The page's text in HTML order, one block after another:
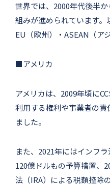
世界では、2000年代後半
組みが進められています。
EU（欧州）・ASEAN（ア
■アメリカ
アメリカは、2009年頃に
利用する権利や事業者の
ました。
また、2021年にはインフ
120億ドルもの予算措置、
法（IRA）による税額控除